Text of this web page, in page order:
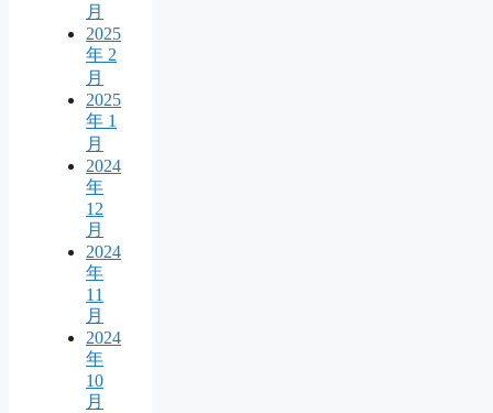
月
2025
年 2
月
2025
年 1
月
2024
年
12
月
2024
年
11
月
2024
年
10
月